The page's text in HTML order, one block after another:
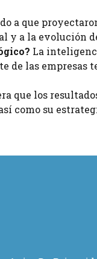
a que
y a la evolución
La
de las empresas
que los
como su